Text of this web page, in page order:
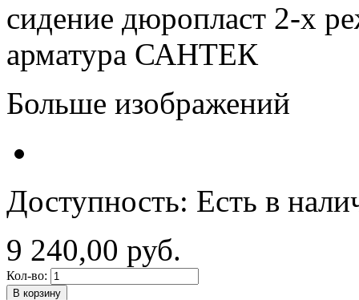
Больше изображений
Доступность: Есть в
9 240,00 руб.
Кол-во:
В корзину